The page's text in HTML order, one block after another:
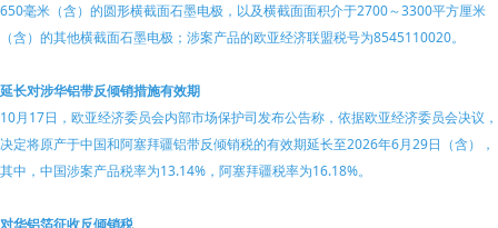
650毫米（含）的圆形横截面石墨电极，以及横截面面积介于2700～3300平方厘米
（含）的其他横截面石墨电极；涉案产品的欧亚经济联盟税号为8545110020。
延长对涉华铝带反倾销措施有效期
10月17日，欧亚经济委员会内部市场保护司发布公告称，依据欧亚经济委员会决议，
决定将原产于中国和阿塞拜疆铝带反倾销税的有效期延长至2026年6月29日（含），
其中，中国涉案产品税率为13.14%，阿塞拜疆税率为16.18%。
对华铝箔征收反倾销税